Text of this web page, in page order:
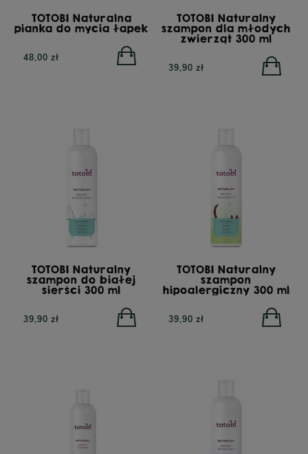
PERRO Struś z cukinią
PERRO Struś z cukinią
34,90 zł
TOTOBI Naturalna
pianka do mycia łapek
48,00 zł
TOTOBI Naturalny
szampon dla młodych
zwierząt 300 ml
39,90 zł
TOTOBI Naturalny
szampon do białej
sierści 300 ml
39,90 zł
TOTOBI Naturalny
szampon
hipoalergiczny 300 ml
39,90 zł